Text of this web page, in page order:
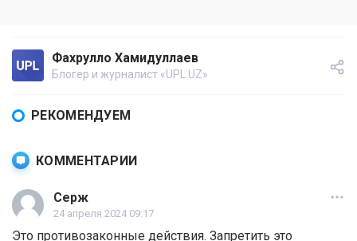
Фахрулло Хамидуллаев
Блогер и журналист «UPL.UZ»
РЕКОМЕНДУЕМ
КОММЕНТАРИИ
Серж
24 апреля 2024 09:17
Это противозаконные действия. Запретить это